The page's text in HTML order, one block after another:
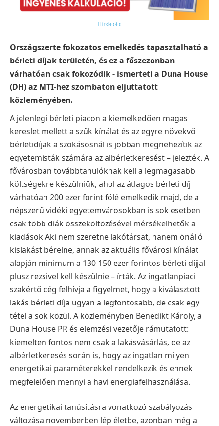
Országszerte fokozatos emelkedés tapasztalható a
bérleti díjak területén, és ez a főszezonban
várhatóan csak fokozódik - ismerteti a Duna House
(DH) az MTI-hez szombaton eljuttatott
közleményében.
A jelenlegi bérleti piacon a kiemelkedően magas
kereslet mellett a szűk kínálat és az egyre növekvő
bérletidíjak a szokásosnál is jobban megnehezítik az
egyetemisták számára az albérletkeresést – jelezték. A
fővárosban továbbtanulóknak kell a legmagasabb
költségekre készülniük, ahol az átlagos bérleti díj
várhatóan 200 ezer forint fölé emelkedik majd, de a
népszerű vidéki egyetemvárosokban is sok esetben
csak több diák összeköltözésével mérsékelhetők a
kiadások.Aki nem szeretne lakótársat, hanem önálló
kislakást bérelne, annak az aktuális fővárosi kínálat
alapján minimum a 130-150 ezer forintos bérleti díjjal
plusz rezsivel kell készülnie – írták. Az ingatlanpiaci
szakértő cég felhívja a figyelmet, hogy a kiválasztott
lakás bérleti díja ugyan a legfontosabb, de csak egy
tétel a sok közül. A közleményben Benedikt Károly, a
Duna House PR és elemzési vezetője rámutatott:
kiemelten fontos nem csak a lakásvásárlás, de az
albérletkeresés során is, hogy az ingatlan milyen
energetikai paraméterekkel rendelkezik és ennek
megfelelően mennyi a havi energiafelhasználása.
Az energetikai tanúsításra vonatkozó szabályozás
változása novemberben lép életbe, azonban még a